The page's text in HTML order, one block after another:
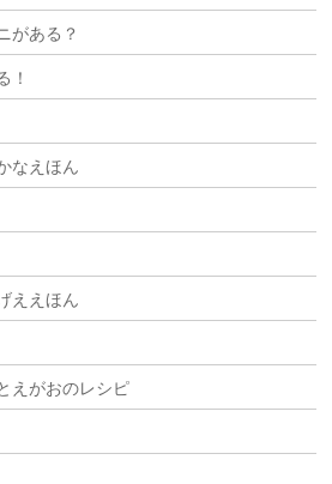
がある？
！
なえほん
ええほん
えがおのレシピ